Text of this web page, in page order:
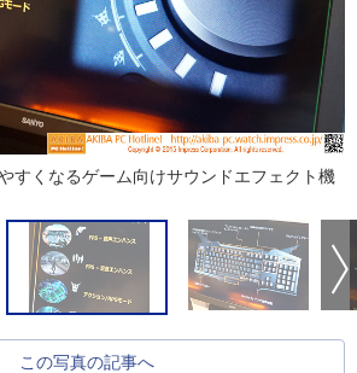
すくなるゲーム向けサウンドエフェクト機
この写真の記事へ